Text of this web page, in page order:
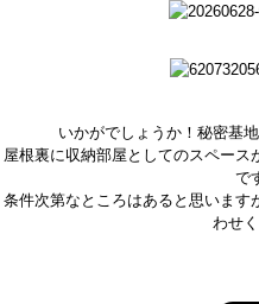
いかがでしょうか！秘密基
屋根裏に収納部屋としてのスペー
で
条件次第なところはあると思いま
わせ